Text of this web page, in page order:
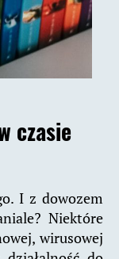
czasie
I z dowozem
Niektóre
wirusowej